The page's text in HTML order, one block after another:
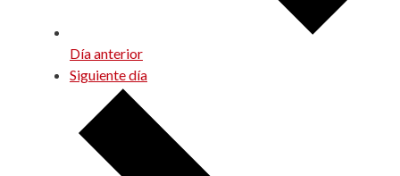
Día anterior
Siguiente día